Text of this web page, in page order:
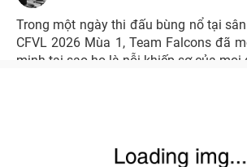
Trong một ngày thi đấu bùng nổ tại
CFVL 2026 Mùa 1, Team Falcons đã
minh tại sao họ là nỗi khiếp sợ của mọi